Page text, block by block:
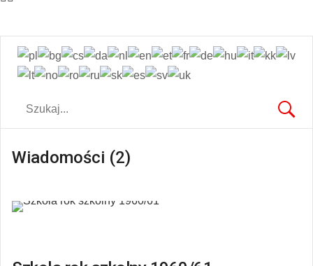
Wiadomości (2)